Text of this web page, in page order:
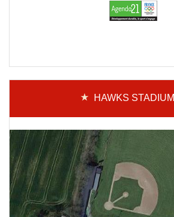
HAWKS STADIUM